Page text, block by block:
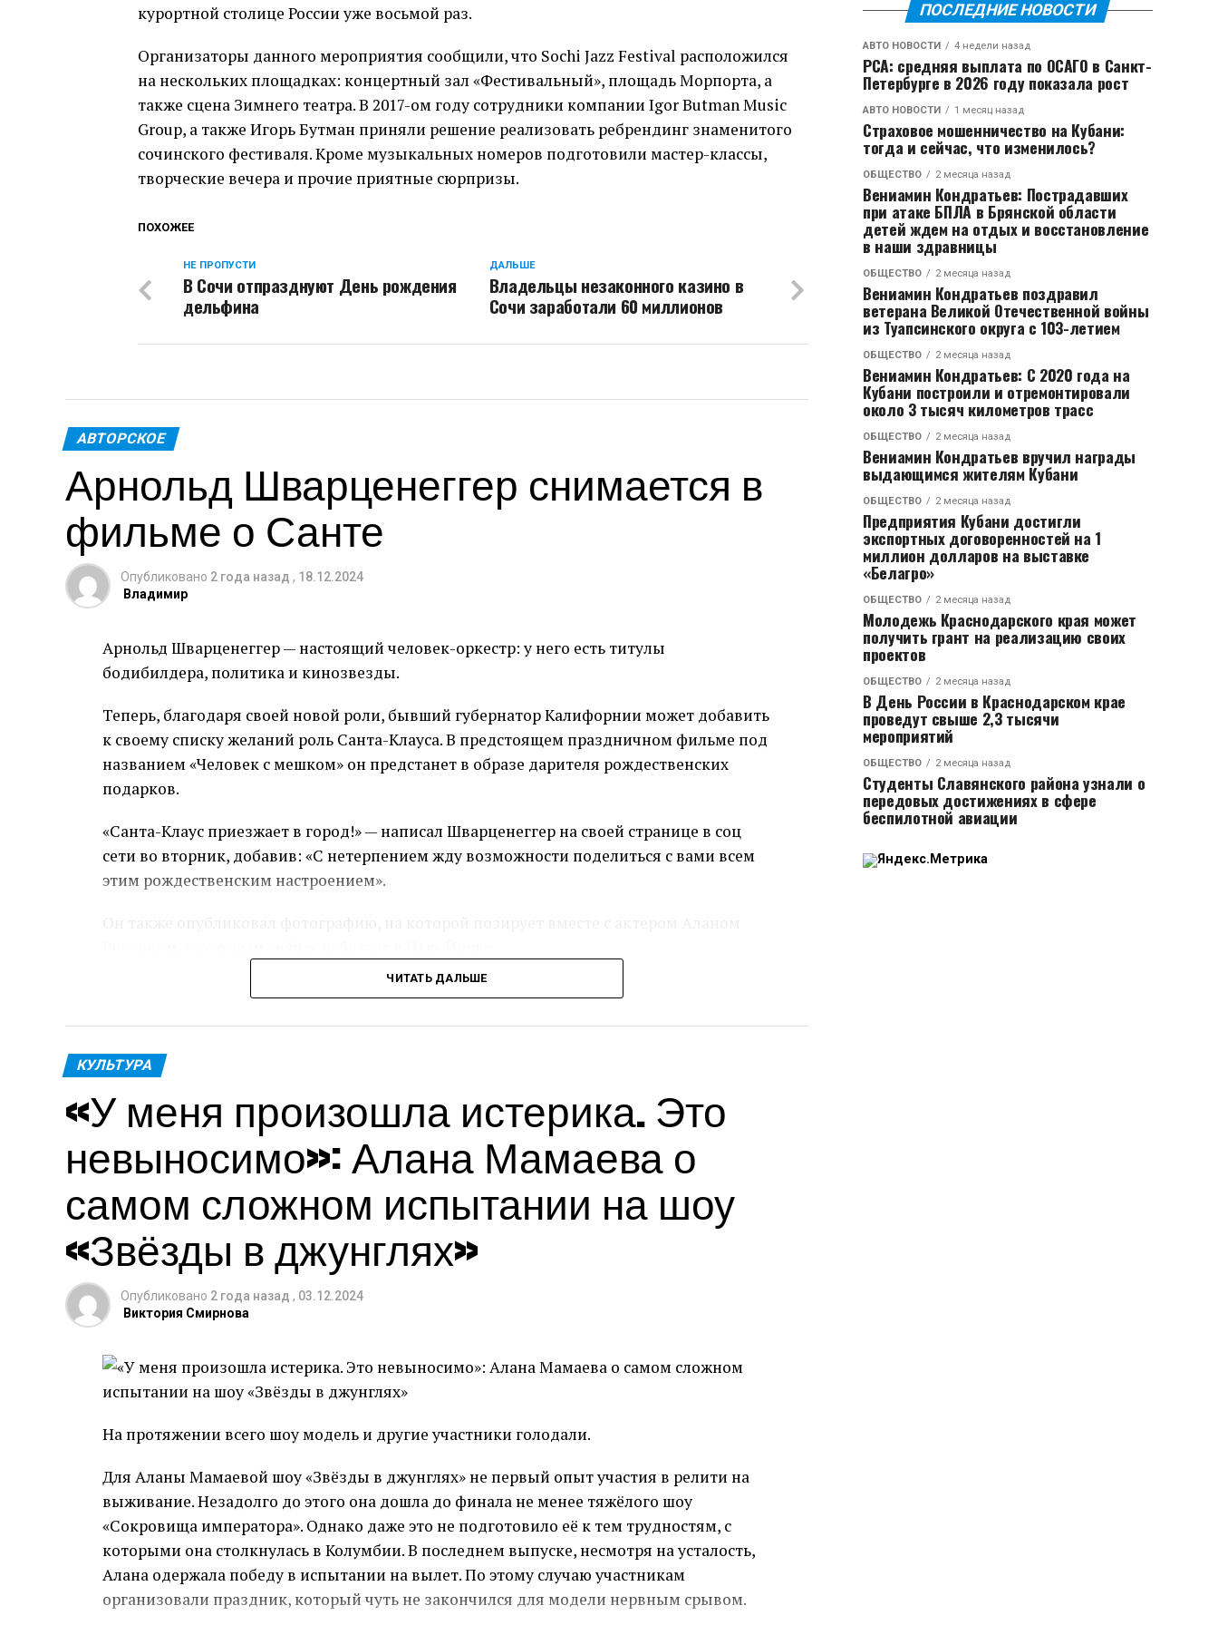
курортной столице России уже восьмой раз.
Организаторы данного мероприятия сообщили, что Sochi Jazz Festival расположился
на нескольких площадках: концертный зал «Фестивальный», площадь Морпорта, а
также сцена Зимнего театра. В 2017-ом году сотрудники компании Igor Butman Music
Group, а также Игорь Бутман приняли решение реализовать ребрендинг знаменитого
сочинского фестиваля. Кроме музыкальных номеров подготовили мастер-классы,
творческие вечера и прочие приятные сюрпризы.
ПОХОЖЕЕ
ДАЛЬШЕ
Владельцы незаконного казино в
Сочи заработали 60 миллионов
НЕ ПРОПУСТИ
В Сочи отпразднуют День рождения
дельфина
АВТОРСКОЕ
Арнольд Шварценеггер снимается в
фильме о Санте
Опубликовано 2 года назад , 18.12.2024
Владимир
Арнольд Шварценеггер — настоящий человек-оркестр: у него есть титулы
бодибилдера, политика и кинозвезды.
Теперь, благодаря своей новой роли, бывший губернатор Калифорнии может добавить
к своему списку желаний роль Санта-Клауса. В предстоящем праздничном фильме под
названием «Человек с мешком» он предстанет в образе дарителя рождественских
подарков.
«Санта-Клаус приезжает в город!» — написал Шварценеггер на своей странице в соц
сети во вторник, добавив: «С нетерпением жду возможности поделиться с вами всем
этим рождественским настроением».
На снимке звезда «Терминатора» выглядит с пушистой белой бородой и прической, в
Согласно краткому содержанию фильма, снятого Адамом Шенкманом, «Человек с
мешком» рассказывает о Санте, который обращается к своему списку непослушных
детей, чтобы найти бывшего вора, который поможет ему вернуть украденный
волшебный мешок.
Шварценеггеру не в новинку дарить праздничное настроение в своих фильмах. В 1996
году он сыграл в рождественской комедии «Подарок на Рождество» роль отца,
который готов на многое, чтобы заполучить популярную игрушку для своего сына.
«Человек с сумкой» станет первой крупной ролью Шварценеггера в полнометражном
фильме после «Терминатора: Темные судьбы» 2019 года.
ЧИТАТЬ ДАЛЬШЕ
КУЛЬТУРА
«У меня произошла истерика. Это
невыносимо»: Алана Мамаева о
самом сложном испытании на шоу
«Звёзды в джунглях»
Опубликовано 2 года назад , 03.12.2024
Виктория Смирнова
На протяжении всего шоу модель и другие участники голодали.
Для Аланы Мамаевой шоу «Звёзды в джунглях» не первый опыт участия в релити на
выживание. Незадолго до этого она дошла до финала не менее тяжёлого шоу
«Сокровища императора». Однако даже это не подготовило её к тем трудностям, с
которыми она столкнулась в Колумбии. В последнем выпуске, несмотря на усталость,
Алана одержала победу в испытании на вылет. По этому случаю участникам
организовали праздник, который чуть не закончился для модели нервным срывом.
ПОСЛЕДНИЕ НОВОСТИ
АВТО НОВОСТИ 4 недели назад
РСА: средняя выплата по ОСАГО в Санкт-
Петербурге в 2026 году показала рост
АВТО НОВОСТИ 1 месяц назад
Страховое мошенничество на Кубани:
тогда и сейчас, что изменилось?
ОБЩЕСТВО 2 месяца назад
Вениамин Кондратьев: Пострадавших
при атаке БПЛА в Брянской области
детей ждем на отдых и восстановление
в наши здравницы
ОБЩЕСТВО 2 месяца назад
Вениамин Кондратьев поздравил
ветерана Великой Отечественной войны
из Туапсинского округа с 103-летием
ОБЩЕСТВО 2 месяца назад
Вениамин Кондратьев: С 2020 года на
Кубани построили и отремонтировали
около 3 тысяч километров трасс
ОБЩЕСТВО 2 месяца назад
Вениамин Кондратьев вручил награды
выдающимся жителям Кубани
ОБЩЕСТВО 2 месяца назад
Предприятия Кубани достигли
экспортных договоренностей на 1
миллион долларов на выставке
«Белагро»
ОБЩЕСТВО 2 месяца назад
Молодежь Краснодарского края может
получить грант на реализацию своих
проектов
ОБЩЕСТВО 2 месяца назад
В День России в Краснодарском крае
проведут свыше 2,3 тысячи
мероприятий
ОБЩЕСТВО 2 месяца назад
Студенты Славянского района узнали о
передовых достижениях в сфере
беспилотной авиации